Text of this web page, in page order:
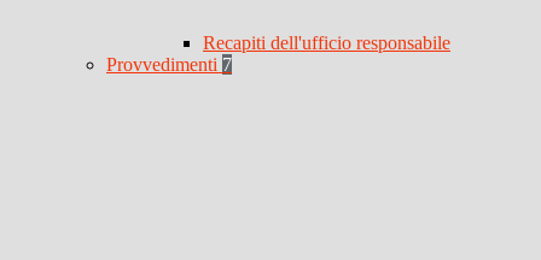
Recapiti dell'ufficio responsabile
Provvedimenti 7